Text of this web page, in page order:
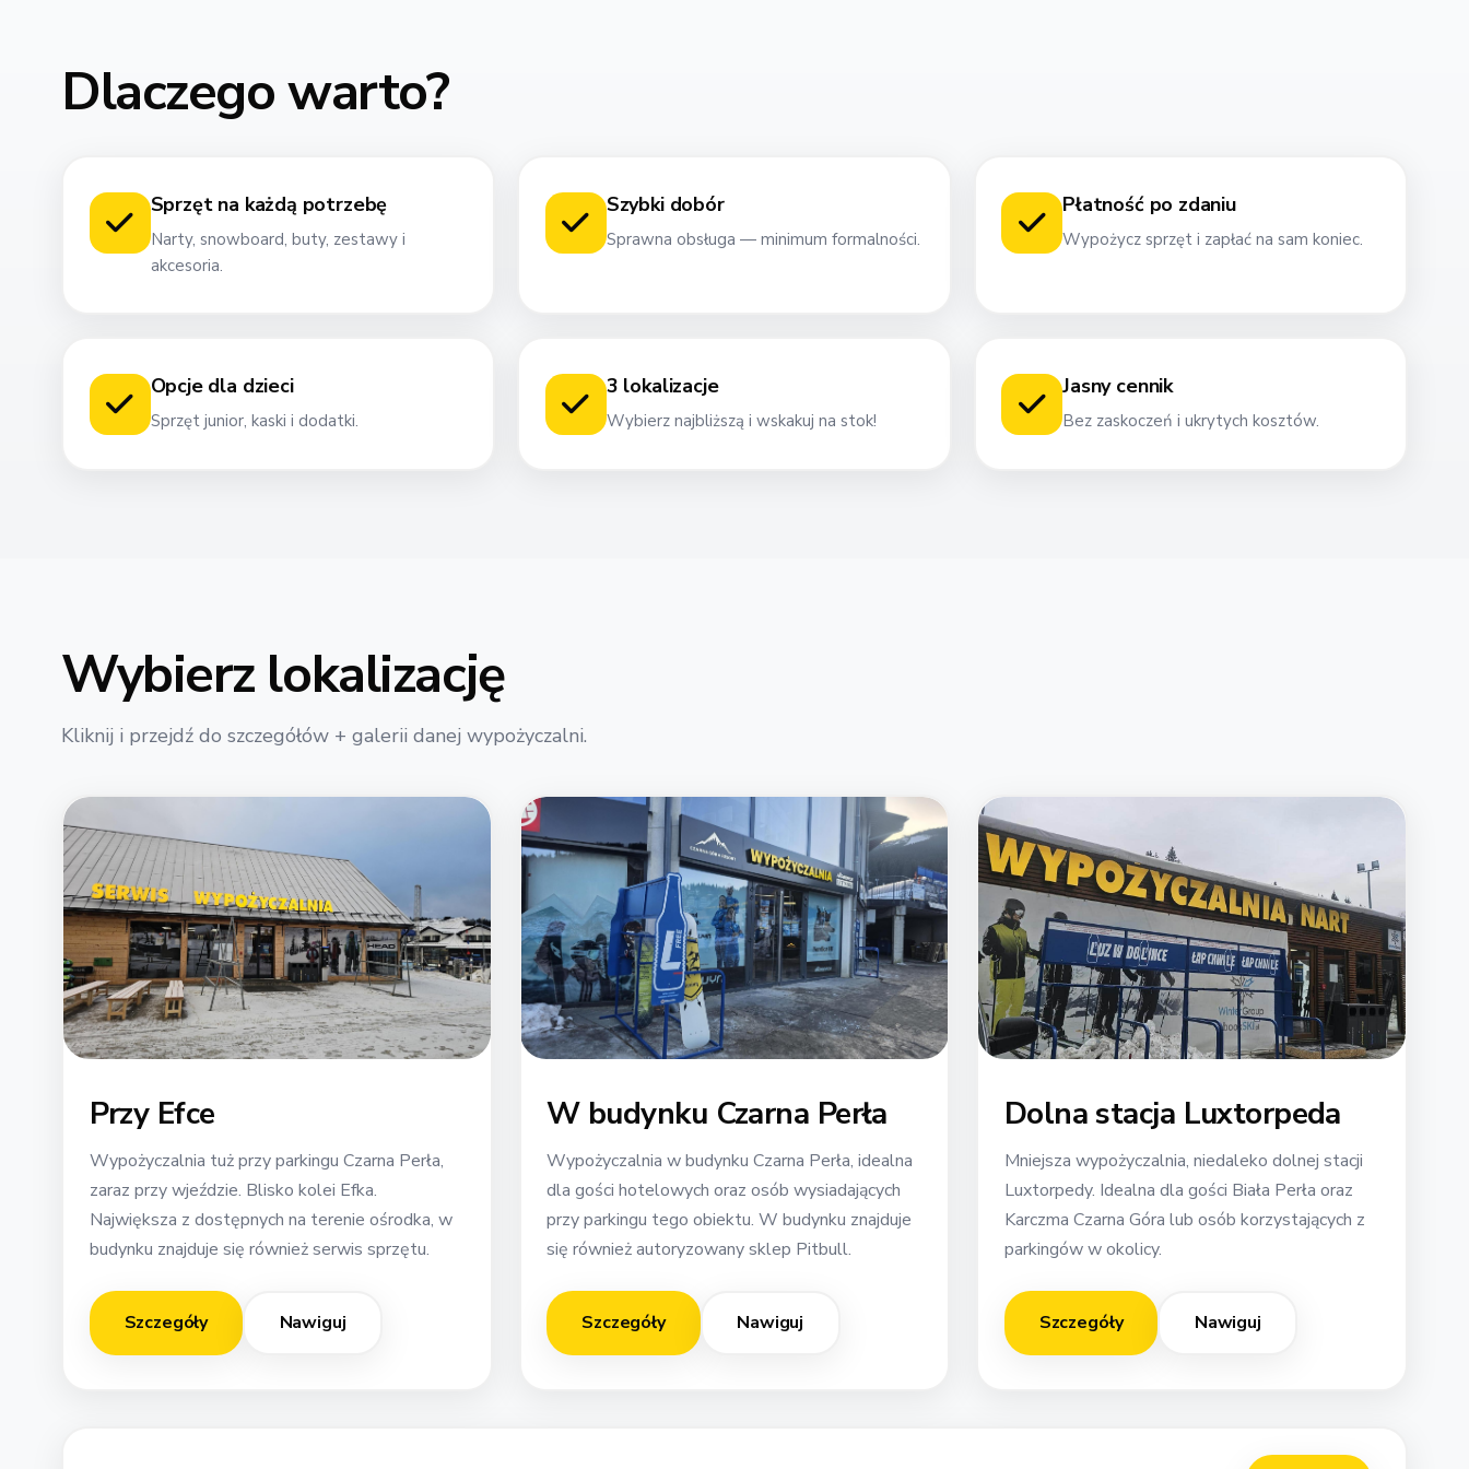
Dlaczego warto?
Sprzęt na każdą potrzebę
Narty, snowboard, buty, zestawy i
akcesoria.
Szybki dobór
Sprawna obsługa — minimum formalności.
Płatność po zdaniu
Wypożycz sprzęt i zapłać na sam koniec.
Opcje dla dzieci
Sprzęt junior, kaski i dodatki.
3 lokalizacje
Wybierz najbliższą i wskakuj na stok!
Jasny cennik
Bez zaskoczeń i ukrytych kosztów.
Wybierz lokalizację
Kliknij i przejdź do szczegółów + galerii danej wypożyczalni.
Przy Efce
Wypożyczalnia tuż przy parkingu Czarna Perła,
zaraz przy wjeździe. Blisko kolei Efka.
Największa z dostępnych na terenie ośrodka, w
budynku znajduje się również serwis sprzętu.
Szczegóły Nawiguj
W budynku Czarna Perła
Wypożyczalnia w budynku Czarna Perła, idealna
dla gości hotelowych oraz osób wysiadających
przy parkingu tego obiektu. W budynku znajduje
się również autoryzowany sklep Pitbull.
Szczegóły Nawiguj
Dolna stacja Luxtorpeda
Mniejsza wypożyczalnia, niedaleko dolnej stacji
Luxtorpedy. Idealna dla gości Biała Perła oraz
Karczma Czarna Góra lub osób korzystających z
parkingów w okolicy.
Szczegóły Nawiguj